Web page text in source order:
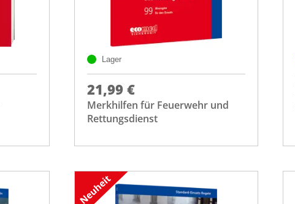
Lager
21,99 €
Merkhilfen für Feuerwehr und
Rettungsdienst